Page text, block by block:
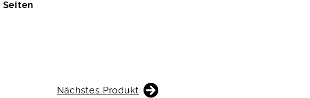
Seiten
Nächstes Produkt